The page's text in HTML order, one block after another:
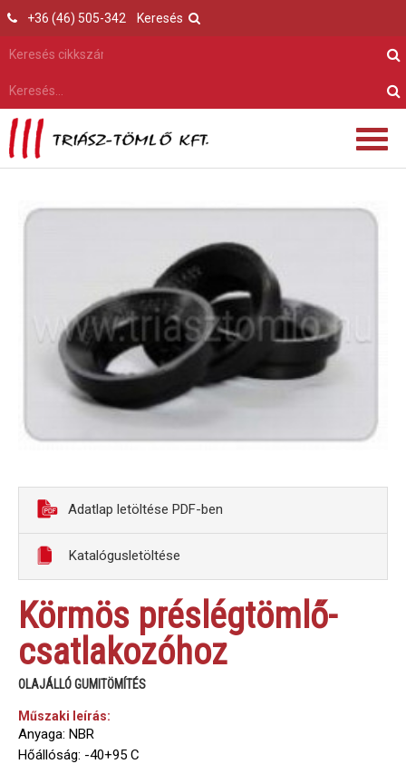
Keresés
+36 (46) 505-342
Adatlap letöltése PDF-ben
Katalógusletöltése
Körmös préslégtömlő-
csatlakozóhoz
OLAJÁLLÓ GUMITÖMÍTÉS
Műszaki leírás:
Anyaga: NBR
Hőállóság: -40+95 C